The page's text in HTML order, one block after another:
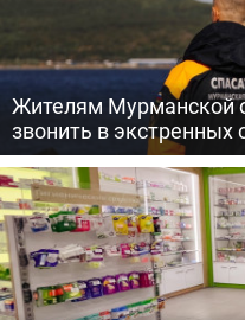
Жителям Мурманской
звонить в экстренных